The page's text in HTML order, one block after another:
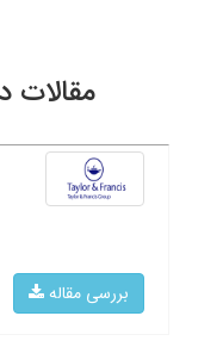
مقالات
بررسی مقاله